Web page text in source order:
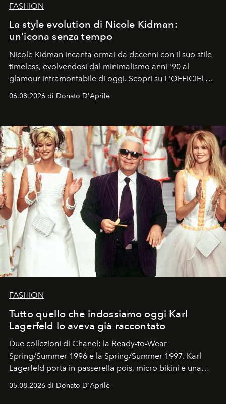
FASHION
La style evolution di Nicole Kidman:
un'icona senza tempo
Nicole Kidman incanta ormai da decenni con il suo stile
timeless, evolvendosi dal minimalismo anni '90 al
glamour intramontabile di oggi. Scopri su L'OFFICIEL
06.08.2026 di Donato D'Aprile
FASHION
Tutto quello che indossiamo oggi Karl
Lagerfeld lo aveva già raccontato
Due collezioni di Chanel: la Ready-to-Wear
Spring/Summer 1996 e la Spring/Summer 1997. Karl
Lagerfeld porta in passerella pois, micro bikini e una
Kate, Claudia e Carla una dietro l'altra. Trent'anni dopo,
05.08.2026 di Donato D'Aprile